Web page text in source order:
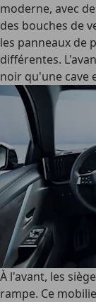
moderne, avec
des bouches de
les panneaux de
différentes.
noir qu'une cave
À l'avant, les
rampe. Ce